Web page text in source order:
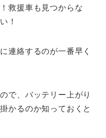
救援車も見つからな
！
連絡するのが一番早く
で、バッテリー上がり
かるのか知っておくと